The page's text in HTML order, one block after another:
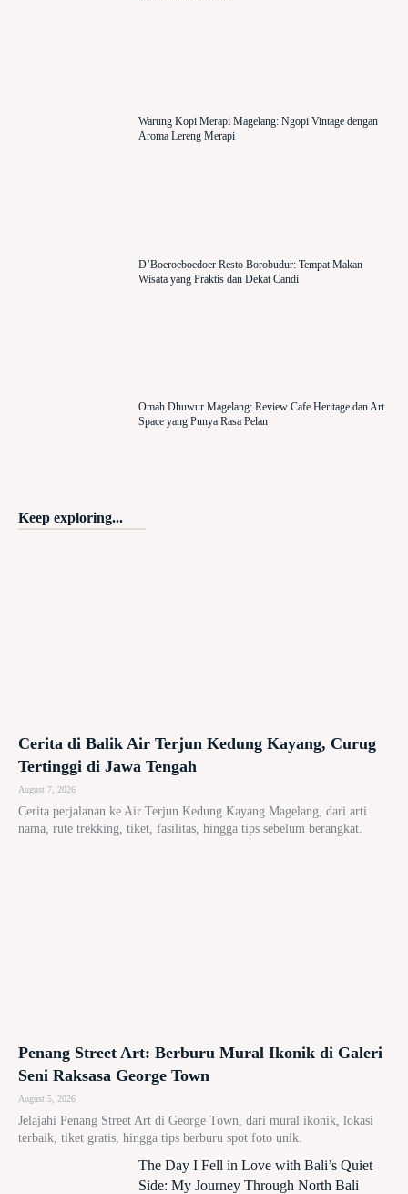
Warung Kopi Merapi Magelang: Ngopi Vintage dengan
Aroma Lereng Merapi
D’Boeroeboedoer Resto Borobudur: Tempat Makan
Wisata yang Praktis dan Dekat Candi
Omah Dhuwur Magelang: Review Cafe Heritage dan Art
Space yang Punya Rasa Pelan
Keep exploring...
Cerita di Balik Air Terjun Kedung Kayang, Curug
Tertinggi di Jawa Tengah
August 7, 2026
Cerita perjalanan ke Air Terjun Kedung Kayang Magelang, dari arti
nama, rute trekking, tiket, fasilitas, hingga tips sebelum berangkat.
Penang Street Art: Berburu Mural Ikonik di Galeri
Seni Raksasa George Town
August 5, 2026
Jelajahi Penang Street Art di George Town, dari mural ikonik, lokasi
terbaik, tiket gratis, hingga tips berburu spot foto unik.
The Day I Fell in Love with Bali’s Quiet
Side: My Journey Through North Bali